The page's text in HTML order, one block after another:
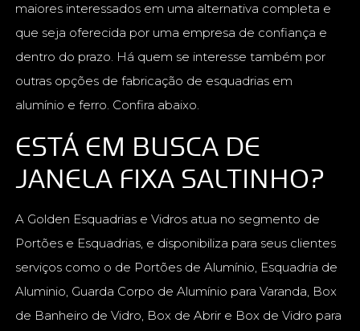
maiores interessados em uma alternativa completa e
que seja oferecida por uma empresa de confiança e
dentro do prazo. Há quem se interesse também por
outras opções de fabricação de esquadrias em
alumínio e ferro. Confira abaixo.
ESTÁ EM BUSCA DE
JANELA FIXA SALTINHO?
A Golden Esquadrias e Vidros atua no segmento de
Portões e Esquadrias, e disponibiliza para seus clientes
serviços como o de Portões de Alumínio, Esquadria de
Aluminio, Guarda Corpo de Alumínio para Varanda, Box
de Banheiro de Vidro, Box de Abrir e Box de Vidro para